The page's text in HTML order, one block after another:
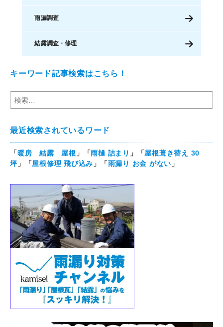
雨漏調査
結露調査・修理
キーワード記事検索はこちら！
最近検索されているワード
「暖房 結露 屋根 」「雨樋 詰まり 」「屋根葺き替え 30
坪」「屋根修理 飛び込み 」「雨漏り お金 がない 」